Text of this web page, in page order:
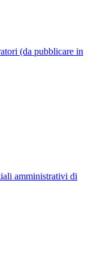
(da pubblicare in
amministrativi di